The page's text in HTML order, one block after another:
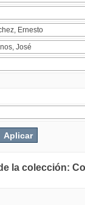
la colección: